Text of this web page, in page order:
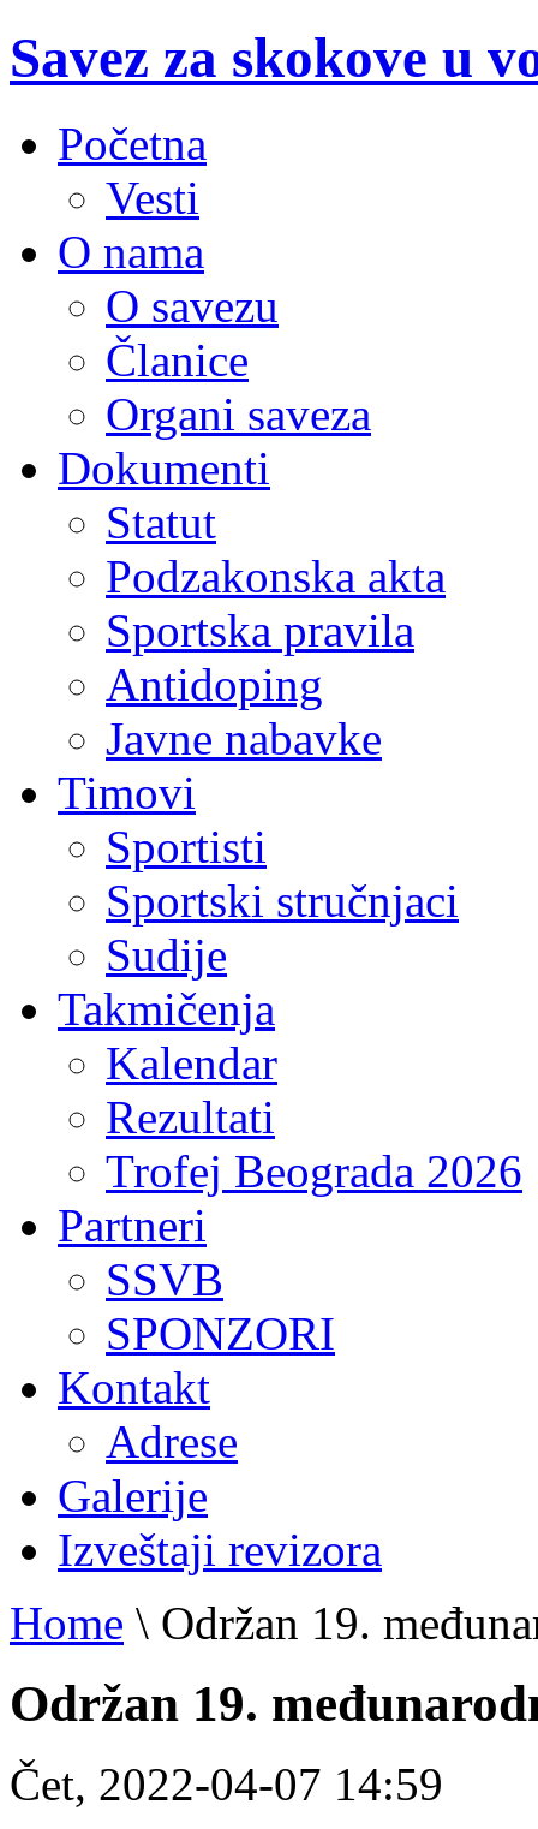
Savez za skokove u
Početna
Vesti
O nama
O savezu
Članice
Organi saveza
Dokumenti
Statut
Podzakonska akta
Sportska pravila
Antidoping
Javne nabavke
Timovi
Sportisti
Sportski stručnjaci
Sudije
Takmičenja
Kalendar
Rezultati
Trofej Beograda 2026
Partneri
SSVB
SPONZORI
Kontakt
Adrese
Galerije
Izveštaji revizora
Home \ Održan 19.
Održan 19.
Čet, 2022-04-07 14:59